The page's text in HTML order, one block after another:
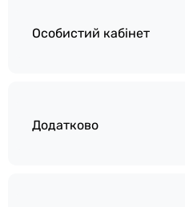
Особистий кабінет
Додатково